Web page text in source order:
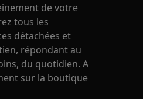
de votre
tous les
détachées et
répondant au
du quotidien. A
sur la boutique